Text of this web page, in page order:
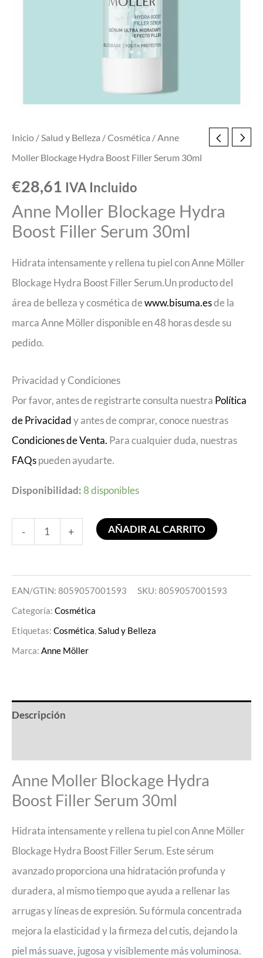
Inicio /Salud y Belleza /Cosmética / Anne
Moller Blockage Hydra Boost Filler Serum 30ml
€28,61 IVA Incluido
Anne Moller Blockage Hydra
Boost Filler Serum 30ml
Hidrata intensamente y rellena tu piel con Anne Möller
Blockage Hydra Boost Filler Serum.Un producto del
área de belleza y cosmética dewww.bisuma.esde la
marca Anne Möller disponible en 48 horas desde su
pedido.
Privacidad y Condiciones
Por favor, antes de registrarte consulta nuestra Política
de Privacidady antes de comprar, conoce nuestras
Condiciones de Venta. Para cualquier duda, nuestras
FAQspueden ayudarte.
Disponibilidad:8 disponibles
- + AÑADIR AL CARRITO
EAN/GTIN: 8059057001593 SKU: 8059057001593
Categoría: Cosmética
Etiquetas: Cosmética Salud y Belleza
Marca: Anne Möller
Descripción
Anne Moller Blockage Hydra
Boost Filler Serum 30ml
Hidrata intensamente y rellena tu piel con Anne Möller
Blockage Hydra Boost Filler Serum. Este sérum
avanzado proporciona una hidratación profunda y
duradera, al mismo tiempo que ayuda a rellenar las
arrugas y líneas de expresión. Su fórmula concentrada
mejora la elasticidad y la firmeza del cutis, dejando la
piel más suave, jugosa y visiblemente más voluminosa.